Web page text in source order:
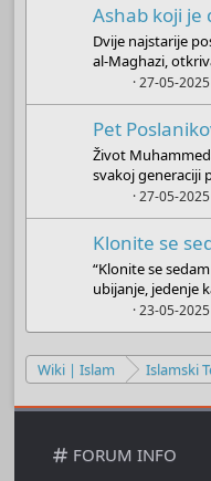
Ashab koji
Dvije najstarije
al-Maghazi,
27-05-2025
Pet
Život
svakoj generaciji
27-05-2025
Klonite se
“Klonite se
ubijanje, jedenje
23-05-2025
Wiki | Islam Islamski
FORUM INFO